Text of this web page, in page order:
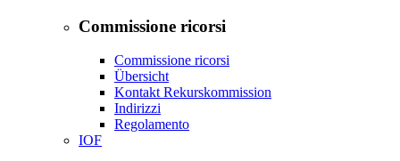
Commissione ricorsi
Commissione ricorsi
Übersicht
Kontakt Rekurskommission
Indirizzi
Regolamento
IOF